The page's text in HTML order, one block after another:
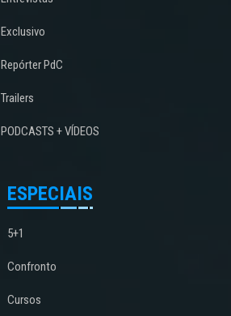
Exclusivo
Repórter PdC
Trailers
PODCASTS + VÍDEOS
ESPECIAIS
5+1
Confronto
Cursos